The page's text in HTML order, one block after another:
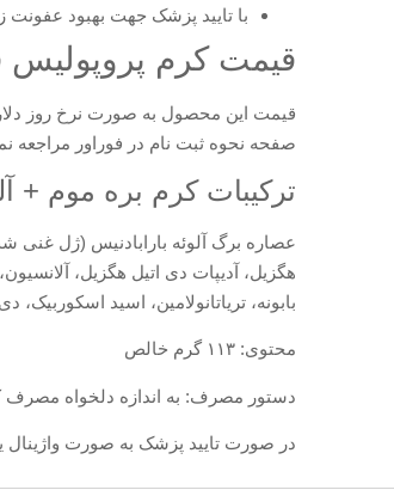
با تایید پزشک جهت بهبود عفونت
قیمت کرم پروپولیس
قیمت این محصول به صورت نرخ روز
صفحه نحوه ثبت نام در فوراور مراجعه
ترکیبات کرم بره موم +
بابونه، تریاتانولامین، اسید
محتوی: ۱۱۳ گرم خالص
دستور مصرف: به اندازه دلخواه مصرف
در صورت تایید پزشک به صورت واژینال